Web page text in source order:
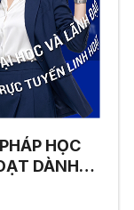
HỌC
DÀNH